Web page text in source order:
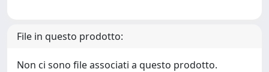
File in questo prodotto:
Non ci sono file associati a questo prodotto.